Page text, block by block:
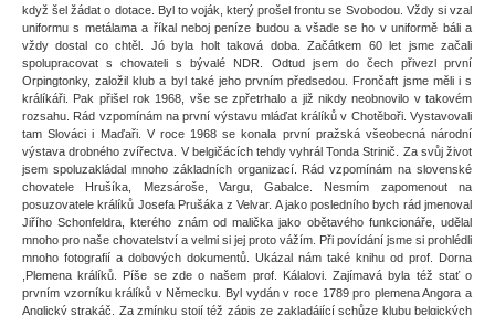
když šel žádat o dotace. Byl to voják, který prošel frontu se Svobodou. Vždy si vzal
uniformu s metálama a říkal neboj peníze budou a všade se ho v uniformě báli a
vždy dostal co chtěl. Jó byla holt taková doba. Začátkem 60 let jsme začali
spolupracovat s chovateli s bývalé NDR. Odtud jsem do čech přivezl první
Orpingtonky, založil klub a byl také jeho prvním předsedou. Frončaft jsme měli i s
králíkáři. Pak přišel rok 1968, vše se zpřetrhalo a již nikdy neobnovilo v takovém
rozsahu. Rád vzpomínám na první výstavu mláďat králíků v Chotěboři. Vystavovali
tam Slováci i Maďaři. V roce 1968 se konala první pražská všeobecná národní
výstava drobného zvířectva. V belgičácích tehdy vyhrál Tonda Strinič. Za svůj život
jsem spoluzakládal mnoho základních organizací. Rád vzpomínám na slovenské
chovatele Hrušíka, Mezsároše, Vargu, Gabalce. Nesmím zapomenout na
posuzovatele králíků Josefa Prušáka z Velvar. A jako posledního bych rád jmenoval
Jiřího Schonfeldra, kterého znám od malička jako obětavého funkcionáře, udělal
mnoho pro naše chovatelství a velmi si jej proto vážím. Při povídání jsme si prohlédli
mnoho fotografií a dobových dokumentů. Ukázal nám také knihu od prof. Dorna
,Plemena králíků. Píše se zde o našem prof. Kálalovi. Zajímavá byla též stať o
prvním vzorníku králíků v Německu. Byl vydán v roce 1789 pro plemena Angora a
Anglický strakáč. Za zmínku stojí též zápis ze zakladájící schůze klubu belgických